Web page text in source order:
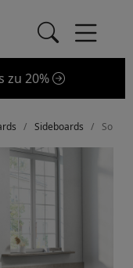
zu 20%
Sideboards